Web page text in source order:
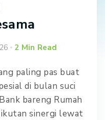
2 Min Read
paling pas buat
di bulan suci
bareng Rumah
ikutan sinergi lewat